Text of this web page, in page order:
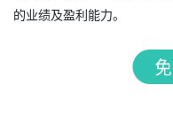
的业绩及盈利能力。